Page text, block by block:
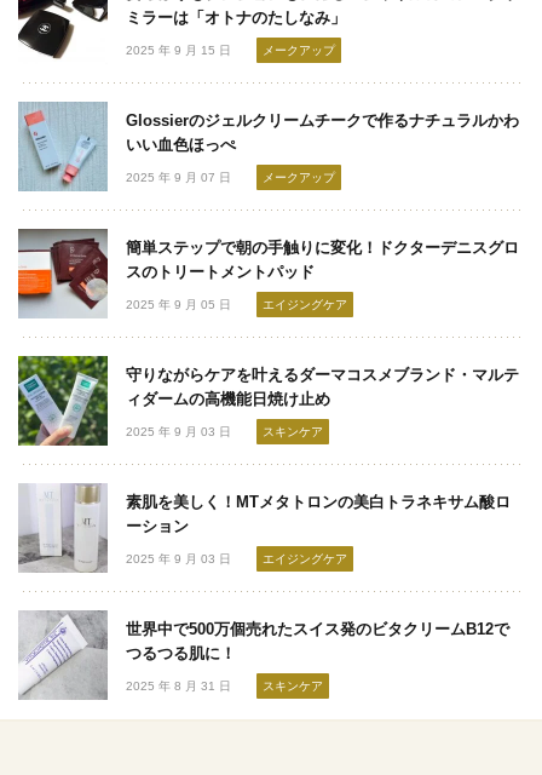
ミラーは「オトナのたしなみ」
2025 年 9 月 15 日 メークアップ
Glossierのジェルクリームチークで作るナチュラルかわ
いい血色ほっぺ
2025 年 9 月 07 日 メークアップ
簡単ステップで朝の手触りに変化！ドクターデニスグロ
スのトリートメントパッド
2025 年 9 月 05 日 エイジングケア
守りながらケアを叶えるダーマコスメブランド・マルテ
ィダームの高機能日焼け止め
2025 年 9 月 03 日 スキンケア
素肌を美しく！MTメタトロンの美白トラネキサム酸ロ
ーション
2025 年 9 月 03 日 エイジングケア
世界中で500万個売れたスイス発のビタクリームB12で
つるつる肌に！
2025 年 8 月 31 日 スキンケア